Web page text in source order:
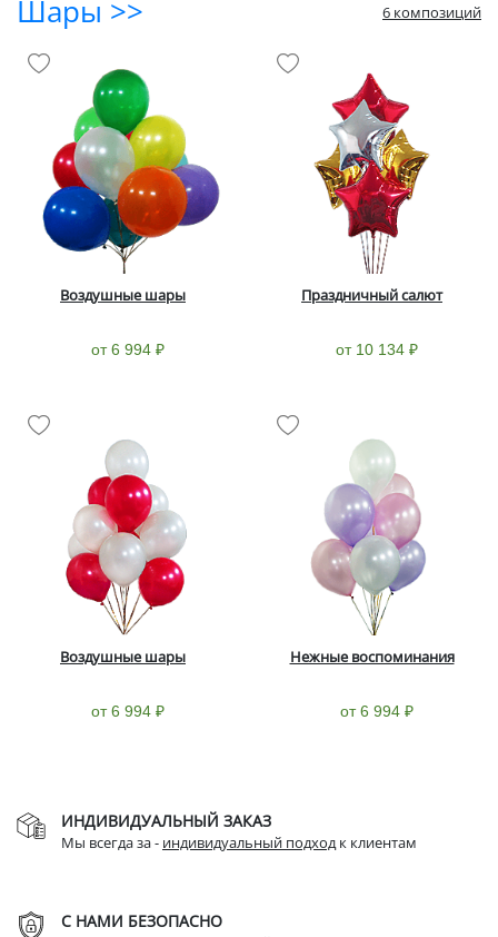
Шары >> 6 композиций
Воздушные шары
от 6 994 ₽
Праздничный салют
от 10 134 ₽
Воздушные шары
от 6 994 ₽
Нежные воспоминания
от 6 994 ₽
ИНДИВИДУАЛЬНЫЙ ЗАКАЗ
Мы всегда за - индивидуальный подходк клиентам
С НАМИ БЕЗОПАСНО